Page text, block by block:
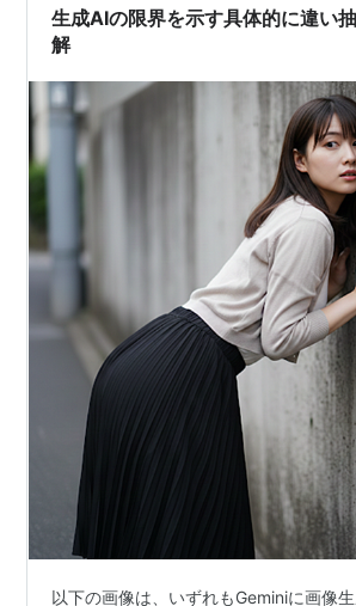
生成AIの限界を示す具体的に違い
解
以下の画像は、いずれもGeminiに画像